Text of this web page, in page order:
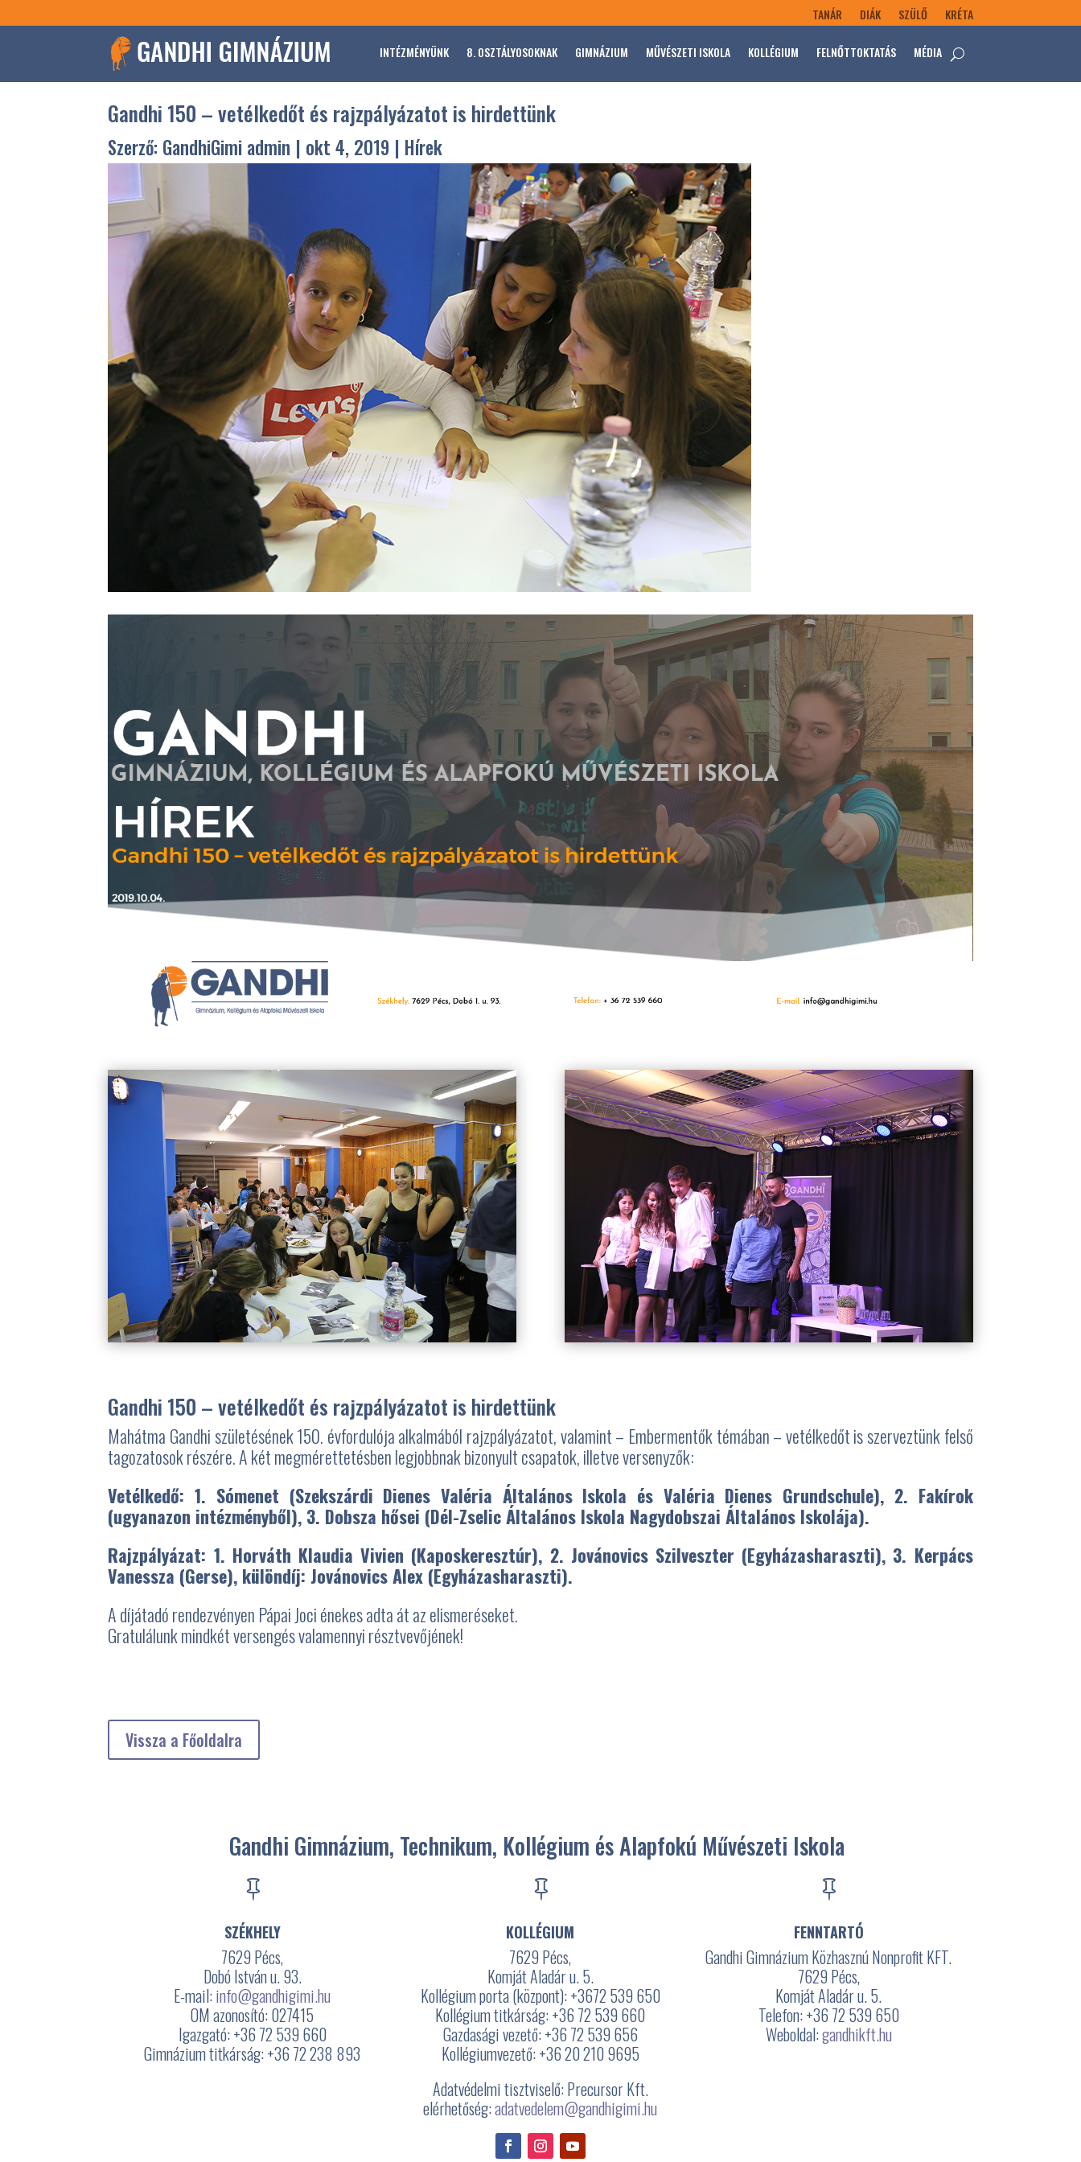
TANÁR DIÁK SZÜLŐ KRÉTA
INTÉZMÉNYÜNK 8. OSZTÁLYOSOKNAK GIMNÁZIUM MŰVÉSZETI ISKOLA KOLLÉGIUM FELNŐTTOKTATÁS MÉDIA
Gandhi 150 – vetélkedőt és rajzpályázatot is hirdettünk
Szerző: GandhiGimi admin | okt 4, 2019 | Hírek
Gandhi 150 – vetélkedőt és rajzpályázatot is hirdettünk
Mahátma Gandhi születésének 150. évfordulója alkalmából rajzpályázatot, valamint – Embermentők témában – vetélkedőt is szerveztünk felső
tagozatosok részére. A két megmérettetésben legjobbnak bizonyult csapatok, illetve versenyzők:
Vetélkedő: 1. Sómenet (Szekszárdi Dienes Valéria Általános Iskola és Valéria Dienes Grundschule), 2. Fakírok
(ugyanazon intézményből), 3. Dobsza hősei (Dél-Zselic Általános Iskola Nagydobszai Általános Iskolája).
Rajzpályázat: 1. Horváth Klaudia Vivien (Kaposkeresztúr), 2. Jovánovics Szilveszter (Egyházasharaszti), 3. Kerpács
Vanessza (Gerse), különdíj: Jovánovics Alex (Egyházasharaszti).
A díjátadó rendezvényen Pápai Joci énekes adta át az elismeréseket.
Gratulálunk mindkét versengés valamennyi résztvevőjének!
Vissza a Főoldalra
Gandhi Gimnázium, Technikum, Kollégium és Alapfokú Művészeti Iskola

SZÉKHELY
7629 Pécs,
Dobó István u. 93.
E-mail:info@gandhigimi.hu
OM azonosító: 027415
Igazgató: +36 72 539 660
Gimnázium titkárság: +36 72 238 893

KOLLÉGIUM
7629 Pécs,
Komját Aladár u. 5.
Kollégium porta (központ): +3672 539 650
Kollégium titkárság: +36 72 539 660
Gazdasági vezető: +36 72 539 656
Kollégiumvezető: +36 20 210 9695
Adatvédelmi tisztviselő: Precursor Kft.
elérhetőség:adatvedelem@gandhigimi.hu

FENNTARTÓ
Gandhi Gimnázium Közhasznú Nonprofit KFT.
7629 Pécs,
Komját Aladár u. 5.
Telefon: +36 72 539 650
Weboldal:gandhikft.hu